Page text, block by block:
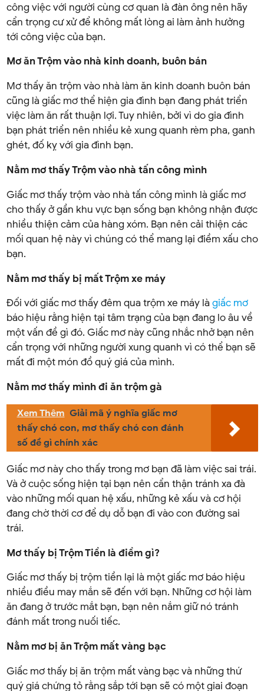
công việc với người cùng cơ quan là đàn ông nên hãy
cẩn trọng cư xử để không mất lòng ai làm ảnh hưởng
tới công việc của bạn.
Mơ ăn Trộm vào nhà kinh doanh, buôn bán
Mơ thấy ăn trộm vào nhà làm ăn kinh doanh buôn bán
cũng là giấc mơ thể hiện gia đình bạn đang phát triển
việc làm ăn rất thuận lợi. Tuy nhiên, bởi vì do gia đình
bạn phát triển nên nhiều kẻ xung quanh rèm pha, ganh
ghét, đố kỵ với gia đình bạn.
Nằm mơ thấy Trộm vào nhà tấn công mình
Giấc mơ thấy trộm vào nhà tấn công mình là giấc mơ
cho thấy ở gần khu vực bạn sống bạn không nhận được
nhiều thiện cảm của hàng xóm. Bạn nên cải thiện các
mối quan hệ này vì chúng có thể mang lại điềm xấu cho
bạn.
Nằm mơ thấy bị mất Trộm xe máy
Đối với giấc mơ thấy đêm qua trộm xe máy là giấc mơ
báo hiệu rằng hiện tại tâm trạng của bạn đang lo âu về
một vấn đề gì đó. Giấc mơ này cũng nhắc nhở bạn nên
cẩn trọng với những người xung quanh vì có thể bạn sẽ
mất đi một món đồ quý giá của mình.
Nằm mơ thấy mình đi ăn trộm gà
Xem Thêm Giải mã ý nghĩa giấc mơ
thấy chó con, mơ thấy chó con đánh
số đề gì chính xác
Giấc mơ này cho thấy trong mơ bạn đã làm việc sai trái.
Và ở cuộc sống hiện tại bạn nên cẩn thận tránh xa đà
vào những mối quan hệ xấu, những kẻ xấu và cơ hội
đang chờ thời cơ để dụ dỗ bạn đi vào con đường sai
trái.
Mơ thấy bị Trộm Tiền là điềm gì?
Giấc mơ thấy bị trộm tiền lại là một giấc mơ báo hiệu
nhiều điều may mắn sẽ đến với bạn. Những cơ hội làm
ăn đang ở trước mắt bạn, bạn nên nắm giữ nó tránh
đánh mất trong nuối tiếc.
Nằm mơ bị ăn Trộm mất vàng bạc
Giấc mơ thấy bị ăn trộm mất vàng bạc và những thứ
quý giá chứng tỏ rằng sắp tới bạn sẽ có một giai đoạn